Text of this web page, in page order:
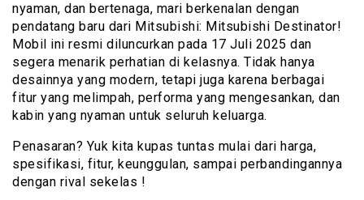
nyaman, dan bertenaga, mari berkenalan dengan
pendatang baru dari Mitsubishi: Mitsubishi Destinator!
Mobil ini resmi diluncurkan pada 17 Juli 2025 dan
segera menarik perhatian di kelasnya. Tidak hanya
desainnya yang modern, tetapi juga karena berbagai
fitur yang melimpah, performa yang mengesankan, dan
kabin yang nyaman untuk seluruh keluarga.
Penasaran? Yuk kita kupas tuntas mulai dari harga,
spesifikasi, fitur, keunggulan, sampai perbandingannya
dengan rival sekelas !